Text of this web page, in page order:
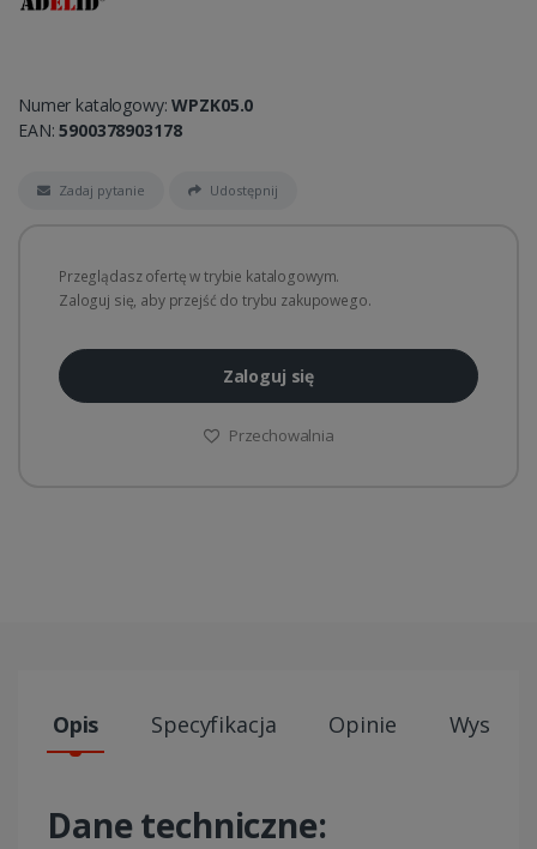
Numer katalogowy:WPZK05.0
EAN:5900378903178
Zadaj pytanie Udostępnij
Przeglądasz ofertę w trybie katalogowym.
Zaloguj się, aby przejść do trybu zakupowego.
Zaloguj się
Przechowalnia
Opis Specyfikacja Opinie Wysyłki
Dane techniczne: